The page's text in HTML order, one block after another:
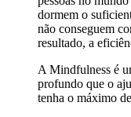
dormem o
não conseguem
resultado, a
A Mindfulness é
profundo que o
tenha o máximo